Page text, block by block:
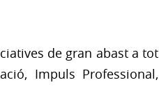
de gran abast a tot
Impuls Professional,